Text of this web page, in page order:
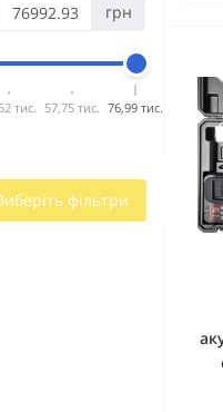
грн
тис. 57,75 тис. 76,99 тис.
фільтри